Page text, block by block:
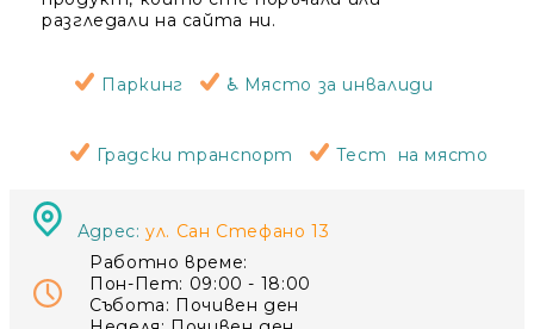
разгледали на сайта ни.
Паркинг ♿ Място за инвалиди
Градски транспорт Тест на място
Адрес:ул. Сан Стефано 13
Работно време:
Пон-Пет: 09:00 - 18:00
Събота: Почивен ден